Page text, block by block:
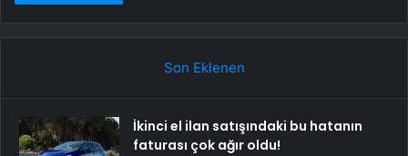
Son Eklenen
İkinci el ilan satışındaki bu hatanın
faturası çok ağır oldu!